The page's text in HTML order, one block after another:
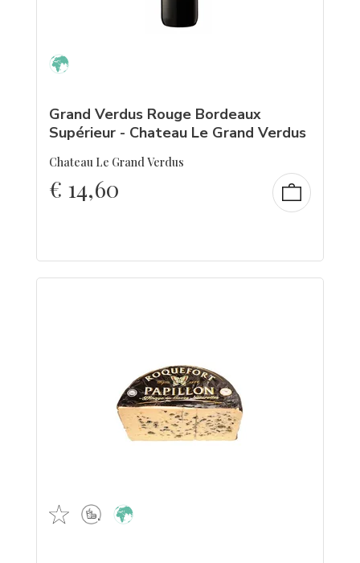
Grand Verdus Rouge Bordeaux
Supérieur - Chateau Le Grand Verdus
Chateau Le Grand Verdus
€ 14,60